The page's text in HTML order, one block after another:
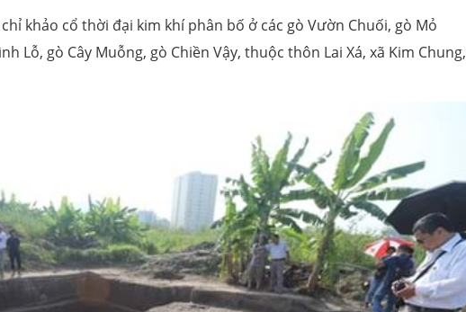
khảo cổ thời đại kim khí phân bố ở các gò Vườn Chuối, gò Mỏ
Lỗ, gò Cây Muỗng, gò Chiền Vậy, thuộc thôn Lai Xá, xã Kim Chung,